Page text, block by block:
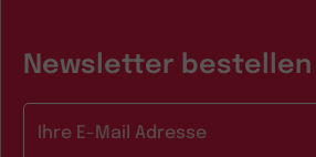
Newsletter bestellen